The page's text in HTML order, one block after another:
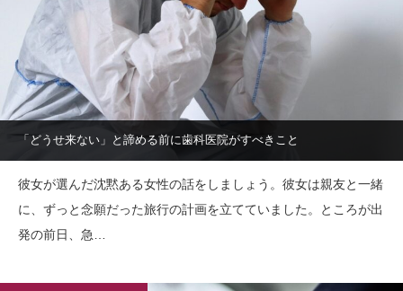
「どうせ来ない」と諦める前に歯科医院がすべきこと
彼女が選んだ沈黙ある女性の話をしましょう。彼女は親友と一緒
に、ずっと念願だった旅行の計画を立てていました。ところが出
発の前日、急…